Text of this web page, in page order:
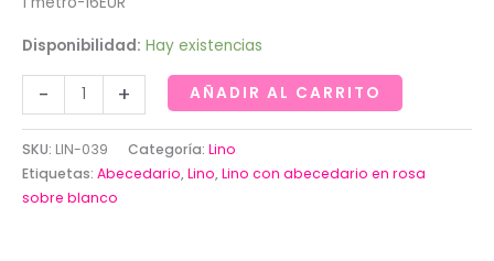
Disponibilidad: Hay existencias
-
con
abecedario
en
rosa
+ AÑADIR AL CARRITO
SKU: LIN-039 Categoría: Lino
Etiquetas: Abecedario,Lino,Lino con abecedario en rosa
sobre blanco